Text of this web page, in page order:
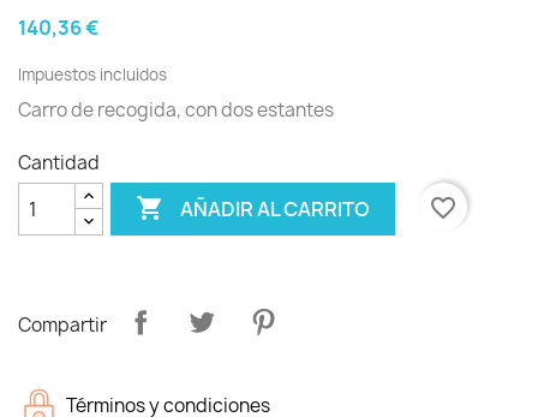
140,36 €
Impuestos incluidos
Carro de recogida, con dos estantes
Cantidad
 AÑADIR AL CARRITO favorite_border
Compartir
Términos y condiciones